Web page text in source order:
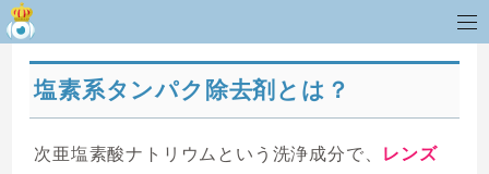
塩素系タンパク除去剤とは？
次亜塩素酸ナトリウムという洗浄成分で、 レンズ